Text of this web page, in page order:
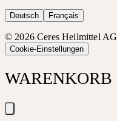
Deutsch Français
© 2026 Ceres Heilmittel AG
Cookie-Einstellungen
WARENKORB